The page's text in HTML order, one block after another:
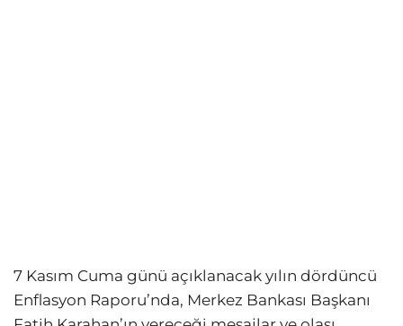
7 Kasım Cuma günü açıklanacak yılın dördüncü
Enflasyon Raporu’nda, Merkez Bankası Başkanı